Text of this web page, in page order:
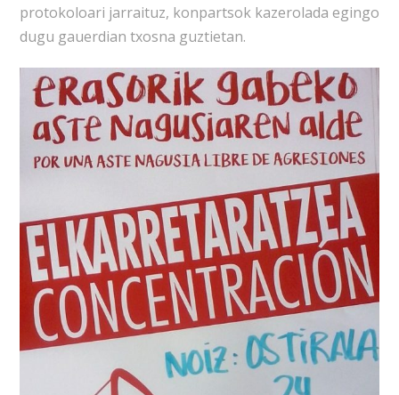
protokoloari jarraituz, konpartsok kazerolada egingo
dugu gauerdian txosna guztietan.